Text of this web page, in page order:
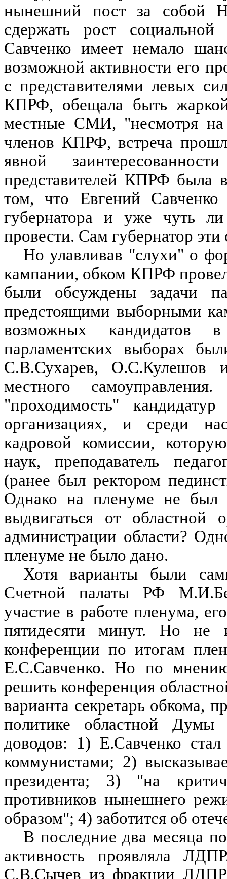
нынешний пост за собой
сдержать рост
Савченко имеет немало
возможной активности его
с представителями левых
КПРФ, обещала быть
местные СМИ, "несмотря на
членов КПРФ, встреча
явной
представителей КПРФ была
том, что Евгений
губернатора и уже чуть
провести. Сам губернатор эти
Но улавливав "слухи" о
кампании, обком КПРФ
были обсуждены задачи
предстоящими выборными
возможных
парламентских выборах
С.В.Сухарев,
местного
"проходимость"
организациях, и среди
кадровой комиссии,
наук, преподаватель
(ранее был ректором
Однако на пленуме не был
выдвигаться от
администрации области?
пленуме не было дано.
Хотя варианты были
Счетной палаты РФ
участие в работе пленума,
пятидесяти минут. Но не
конференции по итогам
Е.С.Савченко. Но по
решить конференция
варианта секретарь обкома,
политике областной
доводов: 1) Е.Савченко
коммунистами; 2)
президента; 3) "на
противников нынешнего
образом"; 4) заботится об
В последние два месяца
активность проявляла
С.В.Сычев из фракции ЛДПР